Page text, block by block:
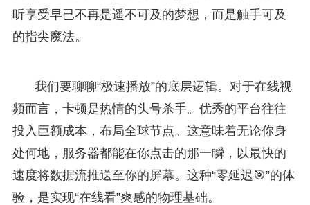
听享受早已不再是遥不可及的梦想，而是触手可及
的指尖魔法。
我们要聊聊“极速播放”的底层逻辑。对于在线视
频而言，卡顿是热情的头号杀手。优秀的平台往往
投入巨额成本，布局全球节点。这意味着无论你身
处何地，服务器都能在你点击的那一瞬，以最快的
速度将数据流推送至你的屏幕。这种“零延迟🎯”的体
验，是实现“在线看”爽感的物理基础。